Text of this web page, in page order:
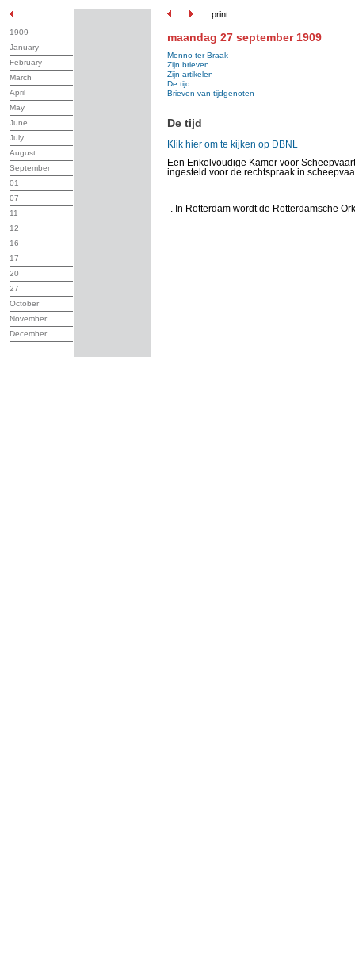
print
1909
January
February
March
April
May
June
July
August
September
01
07
11
12
16
17
20
27
October
November
December
maandag 27 september 1909
Menno ter Braak
Zijn brieven
Zijn artikelen
De tijd
Brieven van tijdgenoten
De tijd
Klik hier om te kijken op DBNL
Een Enkelvoudige Kamer voor
ingesteld voor de rechtspraak in
-. In Rotterdam wordt de Rotterdamsche